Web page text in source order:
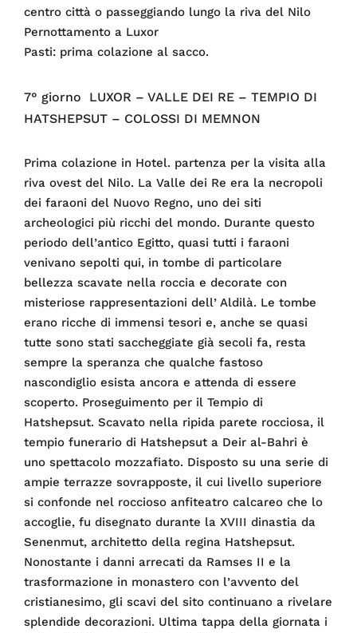
centro città o passeggiando lungo la riva del Nilo
Pernottamento a Luxor
Pasti: prima colazione al sacco.
7° giorno LUXOR – VALLE DEI RE – TEMPIO DI
HATSHEPSUT – COLOSSI DI MEMNON
Prima colazione in Hotel. partenza per la visita alla
riva ovest del Nilo. La Valle dei Re era la necropoli
dei faraoni del Nuovo Regno, uno dei siti
archeologici più ricchi del mondo. Durante questo
periodo dell’antico Egitto, quasi tutti i faraoni
venivano sepolti qui, in tombe di particolare
bellezza scavate nella roccia e decorate con
misteriose rappresentazioni dell’ Aldilà. Le tombe
erano ricche di immensi tesori e, anche se quasi
tutte sono stati saccheggiate già secoli fa, resta
sempre la speranza che qualche fastoso
nascondiglio esista ancora e attenda di essere
scoperto. Proseguimento per il Tempio di
Hatshepsut. Scavato nella ripida parete rocciosa, il
tempio funerario di Hatshepsut a Deir al-Bahri è
uno spettacolo mozzafiato. Disposto su una serie di
ampie terrazze sovrapposte, il cui livello superiore
si confonde nel roccioso anfiteatro calcareo che lo
accoglie, fu disegnato durante la XVIII dinastia da
Senenmut, architetto della regina Hatshepsut.
Nonostante i danni arrecati da Ramses II e la
trasformazione in monastero con l’avvento del
cristianesimo, gli scavi del sito continuano a rivelare
splendide decorazioni. Ultima tappa della giornata i